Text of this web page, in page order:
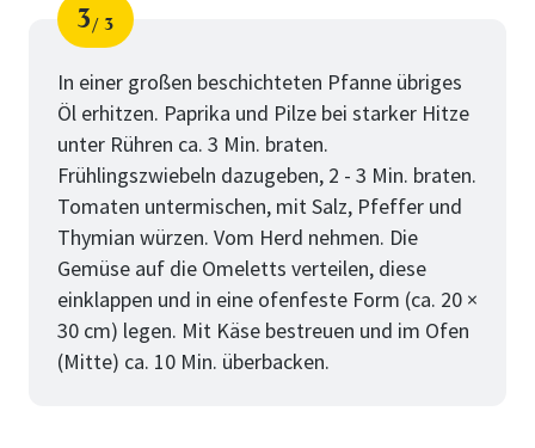
Schritt
3
von
3
In einer großen beschichteten Pfanne übriges
Öl erhitzen. Paprika und Pilze bei starker Hitze
unter Rühren ca. 3 Min. braten.
Frühlingszwiebeln dazugeben, 2 - 3 Min. braten.
Tomaten untermischen, mit Salz, Pfeffer und
Thymian würzen. Vom Herd nehmen. Die
Gemüse auf die Omeletts verteilen, diese
einklappen und in eine ofenfeste Form (ca. 20 ×
30 cm) legen. Mit Käse bestreuen und im Ofen
(Mitte) ca. 10 Min. überbacken.